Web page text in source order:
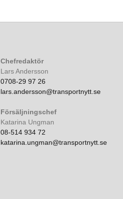
Chefredaktör
Lars Andersson
0708-29 97 26
lars.andersson@transportnytt.se
Försäljningschef
Katarina Ungman
08-514 934 72
katarina.ungman@transportnytt.se